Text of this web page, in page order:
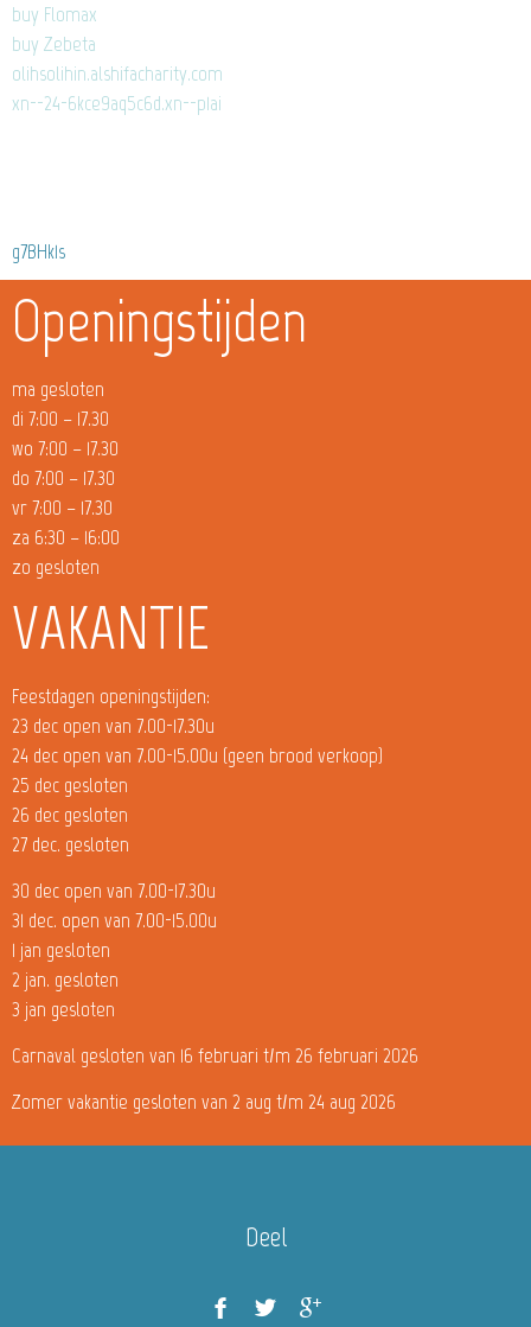
buy Flomax
buy Zebeta
olihsolihin.alshifacharity.com
xn--24-6kce9aq5c6d.xn--p1ai
g7BHk1s
Openingstijden
ma gesloten
di 7:00 – 17.30
wo 7:00 – 17.30
do 7:00 – 17.30
vr 7:00 – 17.30
za 6:30 – 16:00
zo gesloten
VAKANTIE
Feestdagen openingstijden:
23 dec open van 7.00-17.30u
24 dec open van 7.00-15.00u (geen brood verkoop)
25 dec gesloten
26 dec gesloten
27 dec. gesloten
30 dec open van 7.00-17.30u
31 dec. open van 7.00-15.00u
1 jan gesloten
2 jan. gesloten
3 jan gesloten
Carnaval gesloten van 16 februari t/m 26 februari 2026
Zomer vakantie gesloten van 2 aug t/m 24 aug 2026
Deel